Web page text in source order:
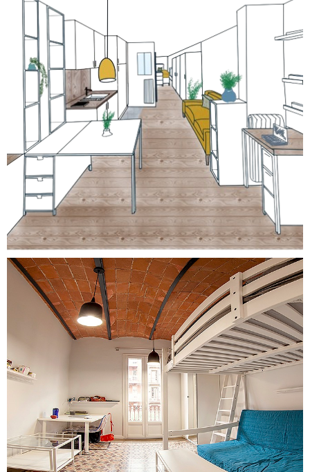
Transformation d’un garage en studio
indépendant
Voir le projet
Optimisation d'espaces pour un
appartement dans le centre
Voir le projet